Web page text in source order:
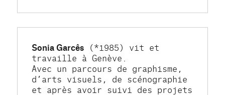
Sonia Garcês (*1985) vit et
travaille à Genève.
Avec un parcours de graphisme,
d’arts visuels, de scénographie
et après avoir suivi des projets